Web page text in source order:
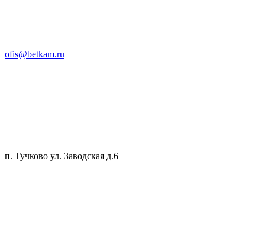
ofis@betkam.ru
п. Тучково ул. Заводская д.6